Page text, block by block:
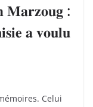
𝐌𝐚𝐫𝐳𝐨𝐮𝐠 :
𝐚 𝐯𝐨𝐮𝐥𝐮
Celui